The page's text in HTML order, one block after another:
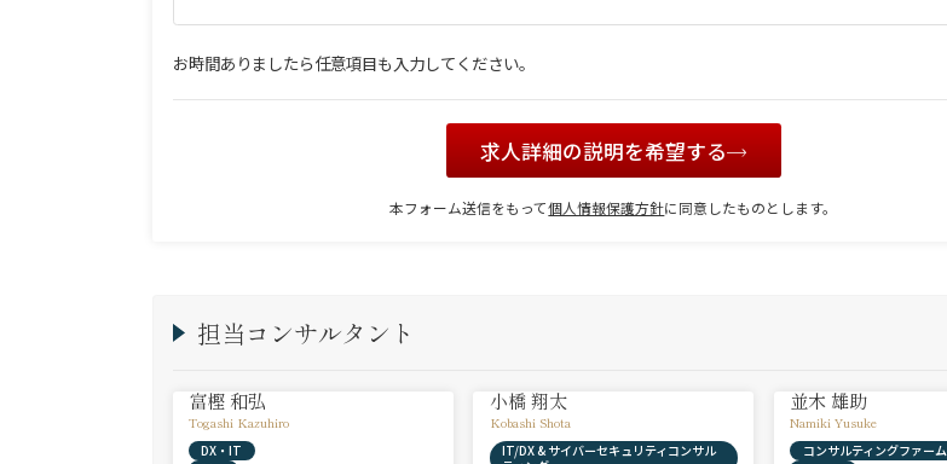
お時間ありましたら任意項目も入力してください。
求人詳細の説明を希望する
本フォーム送信をもって個人情報保護方針に同意したものとします。
担当コンサルタント
富樫 和弘
Togashi Kazuhiro
DX・IT
小橋 翔太
Kobashi Shota
IT/DX & サイバーセキュリティコンサル
並木 雄助
Namiki Yusuke
コンサルティングファーム